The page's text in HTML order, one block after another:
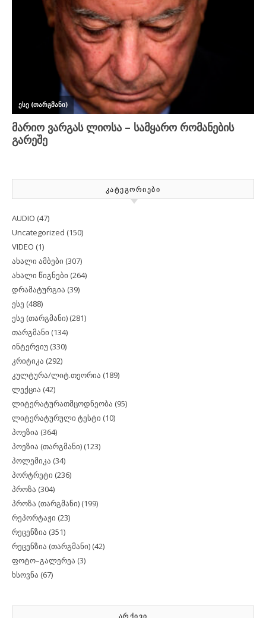
ᲙᲐᲢᲔᲒᲝᲠᲘᲔᲑᲘ
AUDIO (47)
Uncategorized (150)
VIDEO (1)
ახალი ამბები (307)
ახალი წიგნები (264)
დრამატურგია (39)
ესე (488)
ესე (თარგმანი) (281)
თარგმანი (134)
ინტერვიუ (330)
კრიტიკა (292)
კულტურა/ლიტ.თეორია (189)
ლექცია (42)
ლიტერატურათმცოდნეობა (95)
ლიტერატურული ტესტი (10)
პოეზია (364)
პოეზია (თარგმანი) (123)
პოლემიკა (34)
პორტრეტი (236)
პროზა (304)
პროზა (თარგმანი) (199)
რეპორტაჟი (23)
რეცენზია (351)
რეცენზია (თარგმანი) (42)
ფოტო–გალერეა (3)
ხსოვნა (67)
ᲐᲠᲥᲘᲕᲘ